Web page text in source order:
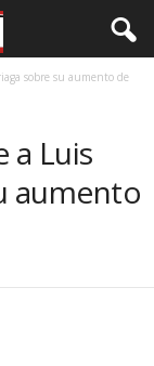
sobre su aumento de
a Luis
aumento